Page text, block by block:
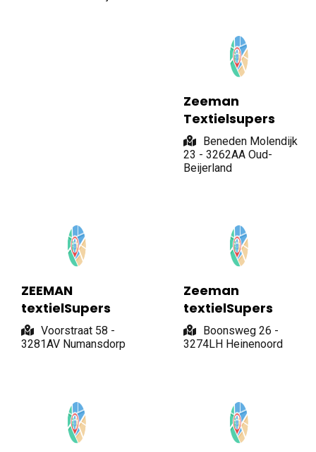
Zeeman
Textielsupers
Beneden Molendijk
23 - 3262AA Oud-
Beijerland
ZEEMAN
textielSupers
Voorstraat 58 -
3281AV Numansdorp
Zeeman
textielSupers
Boonsweg 26 -
3274LH Heinenoord